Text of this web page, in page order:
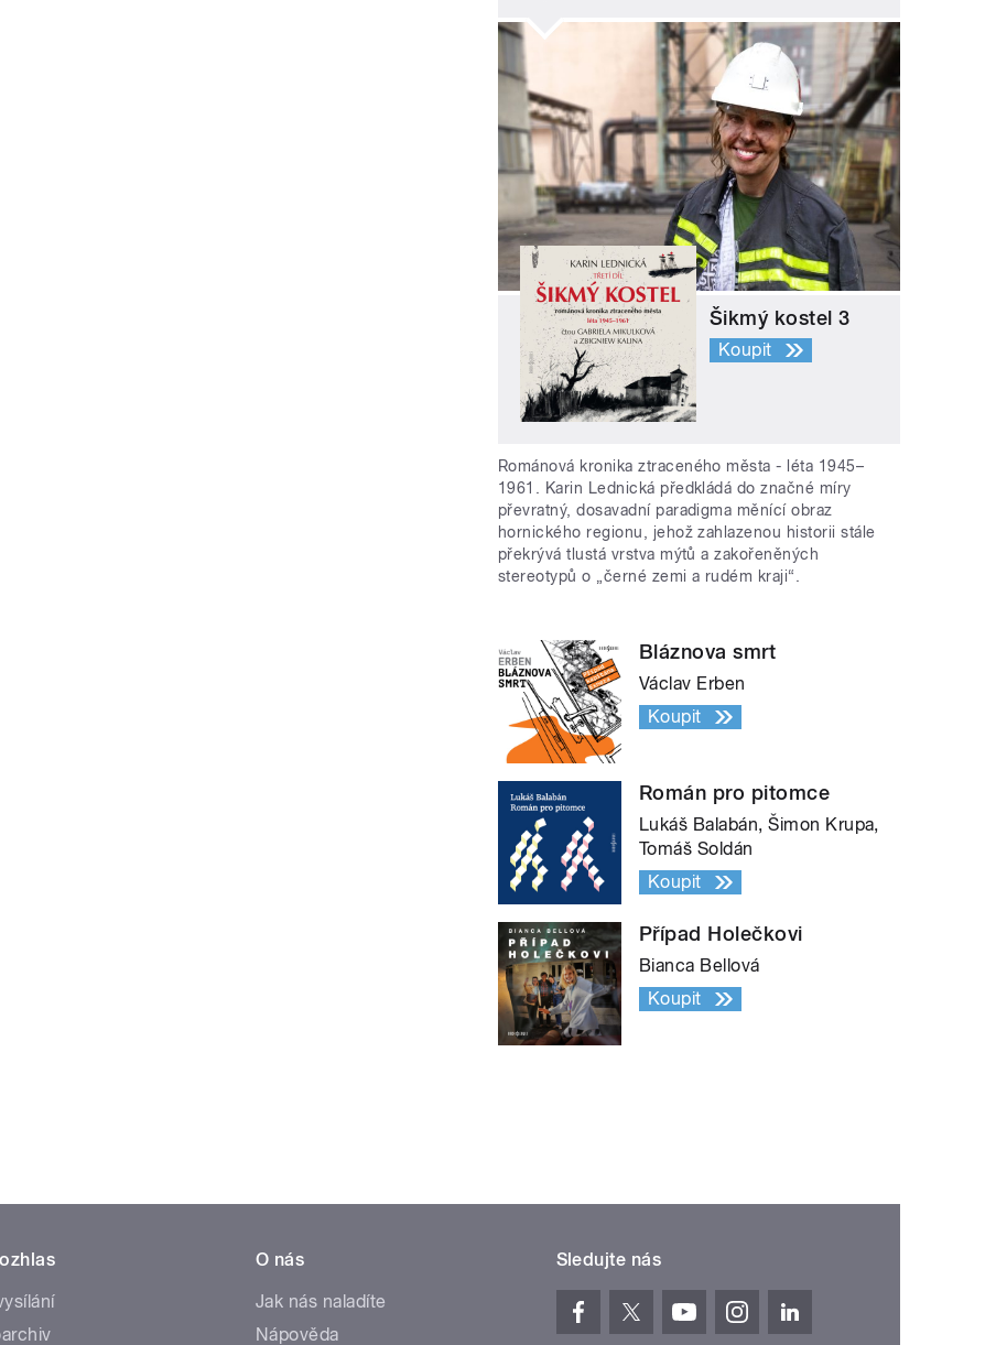
Šikmý kostel 3
Koupit
Románová kronika ztraceného města - léta 1945–
1961. Karin Lednická předkládá do značné míry
převratný, dosavadní paradigma měnící obraz
hornického regionu, jehož zahlazenou historii stále
překrývá tlustá vrstva mýtů a zakořeněných
stereotypů o „černé zemi a rudém kraji“.
Bláznova smrt
Václav Erben
Koupit
Román pro pitomce
Lukáš Balabán, Šimon Krupa,
Tomáš Soldán
Koupit
Případ Holečkovi
Bianca Bellová
Koupit
O nás
Jak nás naladíte
Nápověda
Sledujte nás